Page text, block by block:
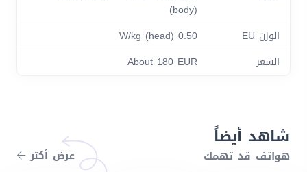
(body)
الوزن EU
0.50 W/kg (head)
السعر
About 180 EUR
شاهد أيضاً
هواتف قد تهمك عرض أكتر